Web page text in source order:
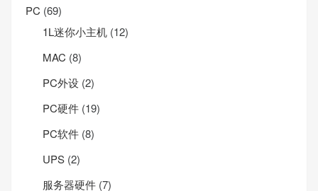
PC (69)
1L迷你小主机 (12)
MAC (8)
PC外设 (2)
PC硬件 (19)
PC软件 (8)
UPS (2)
服务器硬件 (7)